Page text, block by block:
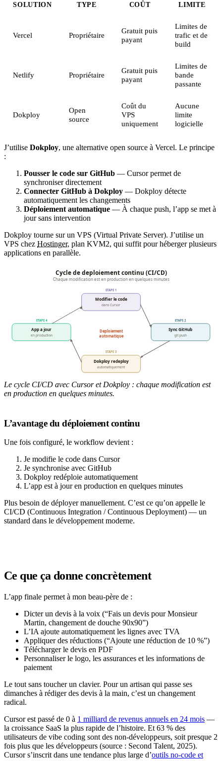
SOLUTION TYPE COÛT LIMITE
Vercel Propriétaire
Gratuit puis
payant
Limites de
trafic et de
build
Netlify Propriétaire
Gratuit puis
payant
Limites de
bande
passante
Dokploy
Open
source
Coût du
VPS
uniquement
Aucune
limite
logicielle
J’utilise Dokploy, une alternative open source à Vercel. Le principe
:
Pousser le code sur GitHub — Cursor permet de
synchroniser directement
Connecter GitHub à Dokploy — Dokploy détecte
automatiquement les changements
Déploiement automatique — À chaque push, l’app se met à
jour sans intervention
Dokploy tourne sur un VPS (Virtual Private Server). J’utilise un
VPS chez Hostinger, plan KVM2, qui suffit pour héberger plusieurs
applications en parallèle.
Le cycle CI/CD avec Cursor et Dokploy : chaque modification est
en production en quelques minutes.
L’avantage du déploiement continu
Une fois configuré, le workflow devient :
Je modifie le code dans Cursor
Je synchronise avec GitHub
Dokploy redéploie automatiquement
L’app est à jour en production en quelques minutes
Plus besoin de déployer manuellement. C’est ce qu’on appelle le
CI/CD (Continuous Integration / Continuous Deployment) — un
standard dans le développement moderne.
Ce que ça donne concrètement
L’app finale permet à mon beau-père de :
Dicter un devis à la voix (“Fais un devis pour Monsieur
Martin, changement de douche 90x90”)
L’IA ajoute automatiquement les lignes avec TVA
Appliquer des réductions (“Ajoute une réduction de 10 %”)
Télécharger le devis en PDF
Personnaliser le logo, les assurances et les informations de
paiement
Le tout sans toucher un clavier. Pour un artisan qui passe ses
dimanches à rédiger des devis à la main, c’est un changement
radical.
Cursor est passé de 0 à 1 milliard de revenus annuels en 24 mois —
la croissance SaaS la plus rapide de l’histoire. Et 63 % des
utilisateurs de vibe coding sont des non-développeurs, soit presque 2
fois plus que les développeurs (source : Second Talent, 2025).
Cursor s’inscrit dans une tendance plus large d’outils no-code et